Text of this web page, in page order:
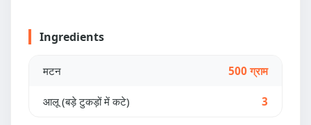
Ingredients
मटन 500 ग्राम
आलू (बड़े टुकड़ों में कटे) 3